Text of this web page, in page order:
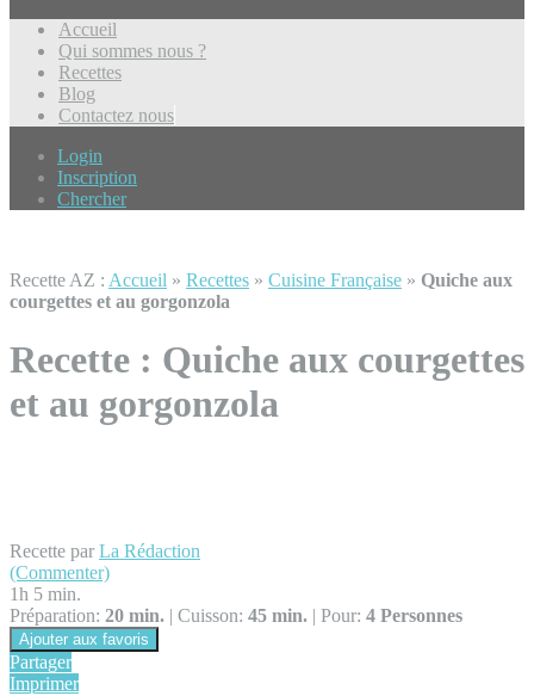
Accueil
Qui sommes nous ?
Recettes
Blog
Contactez nous
Login
Inscription
Chercher
Recette AZ : Accueil » Recettes » Cuisine Française » Quiche aux
courgettes et au gorgonzola
Recette : Quiche aux courgettes
et au gorgonzola
Recette par La Rédaction
(Commenter)
1h 5 min.
Préparation: 20 min. | Cuisson: 45 min. | Pour: 4 Personnes
Ajouter aux favoris
Partager
Imprimer